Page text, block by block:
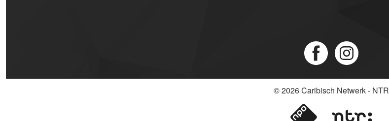
© 2026Caribisch Netwerk - NTR